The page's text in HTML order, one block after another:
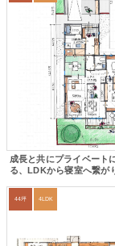
成長と共にプライベート
る、LDKから寝室へ繋が
44坪 4LDK